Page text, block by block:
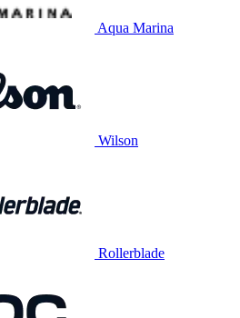
Aqua Marina
Wilson
Rollerblade